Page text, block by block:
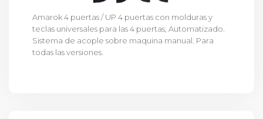
Amarok 4 puertas / UP 4 puertas con molduras y
teclas universales para las 4 puertas, Automatizado.
Sistema de acople sobre maquina manual. Para
todas las versiones.